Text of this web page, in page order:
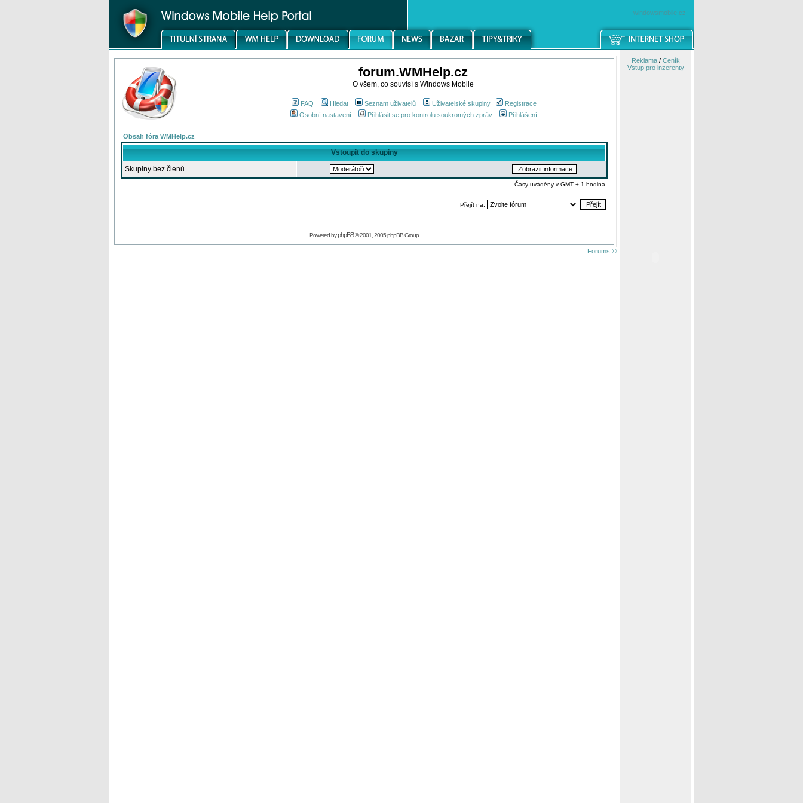
windowsmobile.cz
forum.WMHelp.cz
O všem, co souvisí s Windows Mobile
FAQ Hledat Seznam uživatelů Uživatelské skupiny
Registrace
Osobní nastavení
Přihlásit se pro kontrolu soukromých zpráv Přihlášení
Obsah fóra WMHelp.cz
Vstoupit do skupiny
Skupiny bez členů
Časy uváděny v GMT + 1 hodina
Přejít na:
Powered byphpBB© 2001, 2005 phpBB Group
Forums ©
Reklama/ Ceník
Vstup pro inzerenty